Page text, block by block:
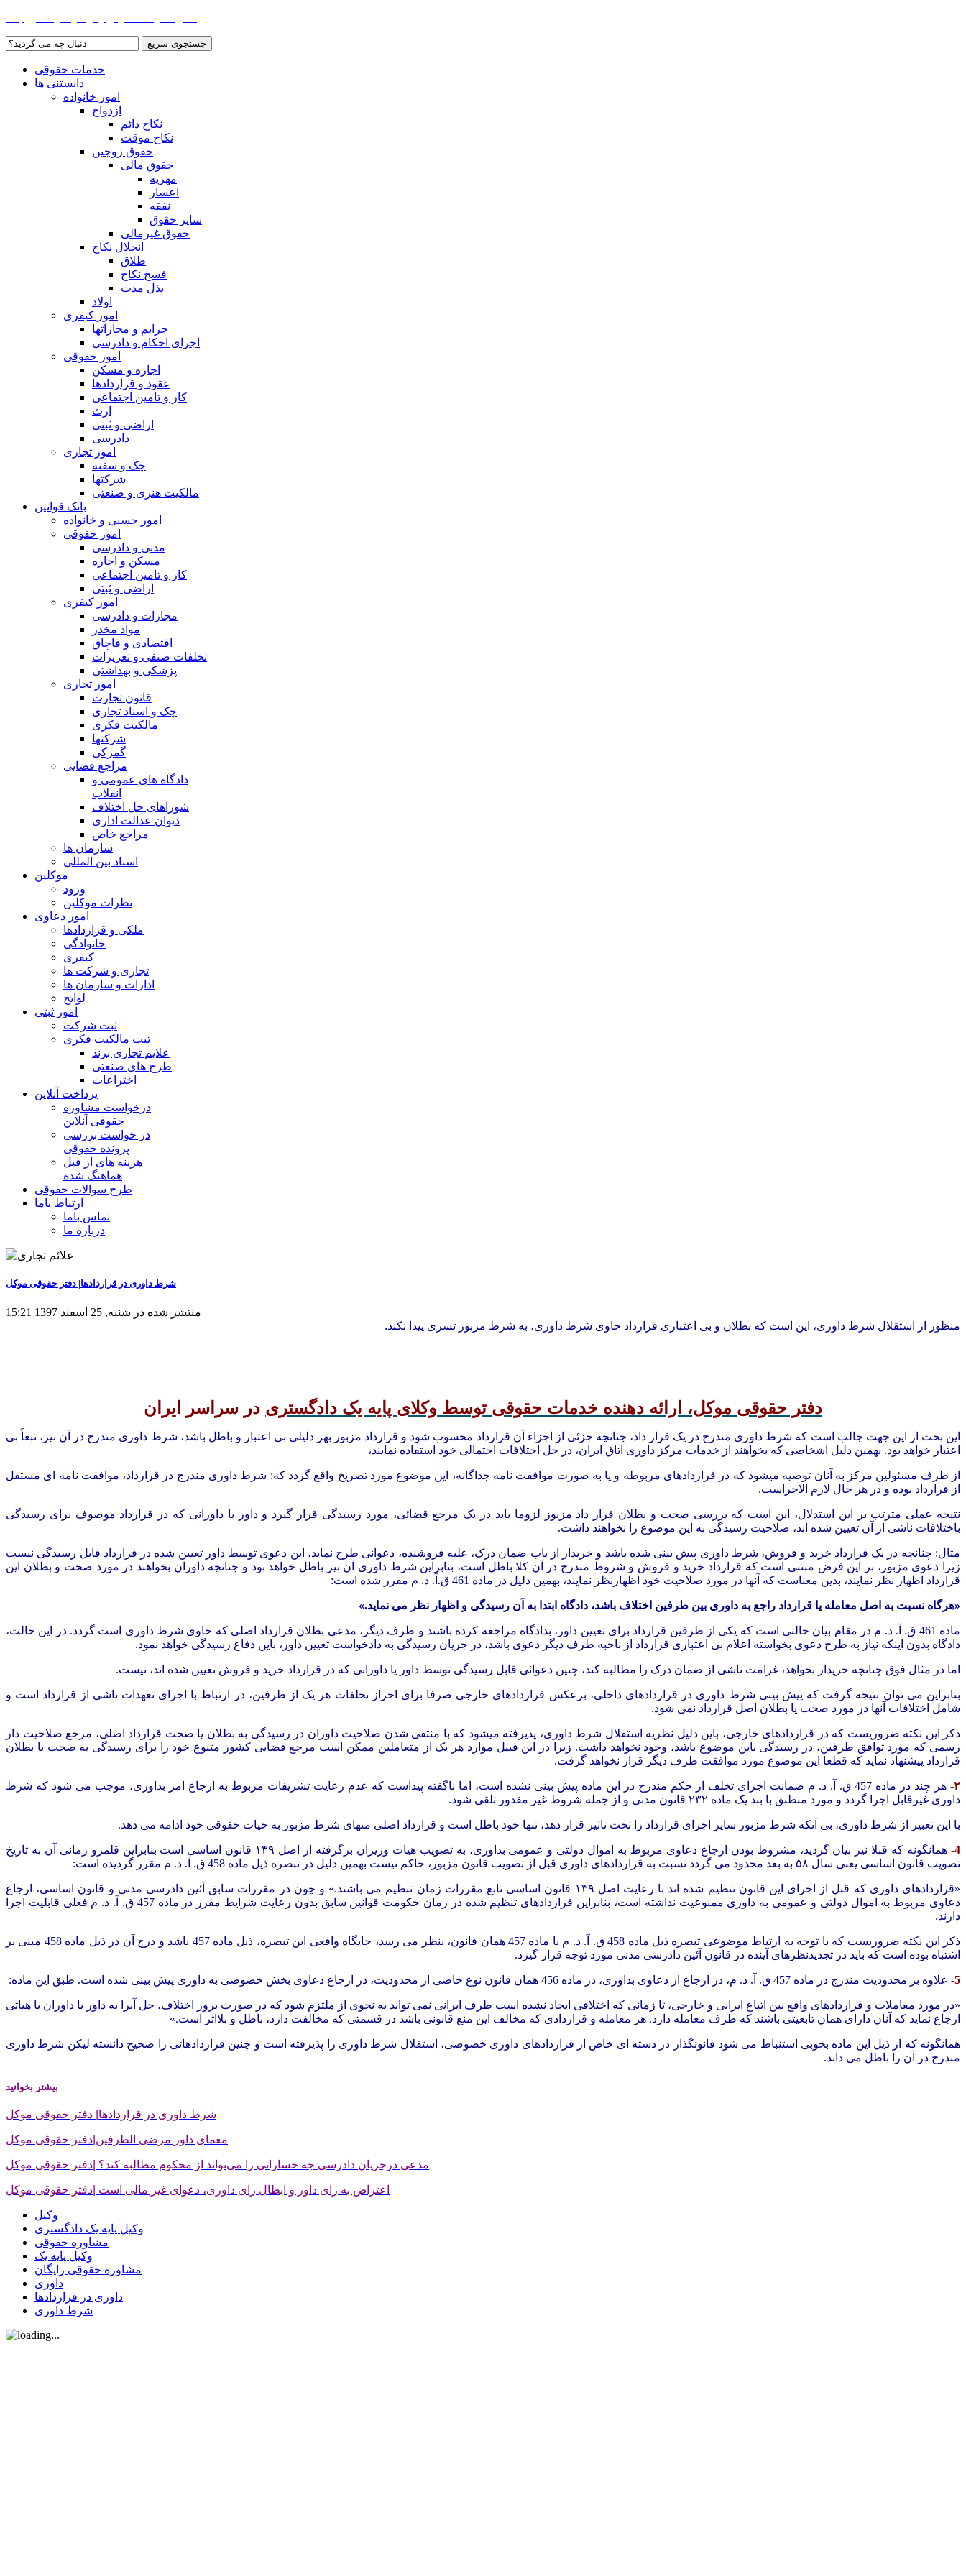
جستجوی سریع
خدمات حقوقی
دانستنی ها
امور خانواده
ازدواج
نکاح دائم
نکاح موقت
حقوق زوجین
حقوق مالی
مهریه
اعسار
نفقه
سایر حقوق
حقوق غیرمالی
انحلال نکاح
طلاق
فسخ نکاح
بذل مدت
اولاد
امور کیفری
جرایم و مجازاتها
اجرای احکام و دادرسی
امور حقوقی
اجاره و مسکن
عقود و قراردادها
کار و تامین اجتماعی
ارث
اراضی و ثبتی
دادرسی
امور تجاری
چک و سفته
شرکتها
مالکیت هنری و صنعتی
بانک قوانین
امور حسبی و خانواده
امور حقوقی
مدنی و دادرسی
مسکن و اجاره
کار و تامین اجتماعی
اراضی و ثبتی
امور کیفری
مجازات و دادرسی
مواد مخدر
اقتصادی و قاچاق
تخلفات صنفی و تعزیرات
پزشکی و بهداشتی
امور تجاری
قانون تجارت
چک و اسناد تجاری
مالکیت فکری
شرکتها
گمرکی
مراجع قضایی
دادگاه های عمومی و
انقلاب
شوراهای حل اختلاف
دیوان عدالت اداری
مراجع خاص
سازمان ها
اسناد بین المللی
موکلین
ورود
نظرات موکلین
امور دعاوی
ملکی و قراردادها
خانوادگی
کیفری
تجاری و شرکت ها
ادارات و سازمان ها
لوایح
امور ثبتی
ثبت شرکت
ثبت مالکیت فکری
علایم تجاری برند
طرح های صنعتی
اختراعات
پرداخت آنلاین
درخواست مشاوره
حقوقی آنلاین
در خواست بررسی
پرونده حقوقی
هزینه های از قبل
هماهنگ شده
طرح سوالات حقوقی
ارتباط باما
تماس باما
درباره ما
شرط داوری در قراردادها| دفتر حقوقی موکل
منتشر شده در شنبه, 25 اسفند 1397 15:21
منظور از استقلال شرط داوری، این است که بطلان و بی اعتباری قرارداد حاوی شرط داوری، به شرط مزبور تسری پیدا نکند.
دفتر حقوقی موکل، ارائه دهنده خدمات حقوقی توسط وکلای پایه یک دادگستری در سراسر ایران
این بحث از این جهت جالب است که شرط داوری مندرج در یک قرار داد، چنانچه جزئی از اجزاء آن قرارداد محسوب شود و قرارداد مزبور بهر دلیلی بی اعتبار و باطل باشد، شرط داوری مندرج در آن نیز، تبعاً بی
اعتبار خواهد بود. بهمین دلیل اشخاصی که بخواهند از خدمات مرکز داوری اتاق ایران، در حل اختلافات احتمالی خود استفاده نمایند،
از طرف مسئولین مرکز به آنان توصیه میشود که در قراردادهای مربوطه و یا به صورت موافقت نامه جداگانه، این موضوع مورد تصریح واقع گردد که: شرط داوری مندرج در قرارداد، موافقت نامه ای مستقل
از قرارداد بوده و در هر حال لازم الاجراست.
نتیجه عملی مترتب بر این استدلال، این است که بررسی صحت و بطلان قرار داد مزبوز لزوما باید در یک مرجع قضائی، مورد رسیدگی قرار گیرد و داور یا داورانی که در قرارداد موصوف برای رسیدگی
باختلافات ناشی از آن تعیین شده اند، صلاحیت رسیدگی به این موضوع را نخواهند داشت.
مثال: چنانچه در یک قرارداد خرید و فروش، شرط داوری پیش بینی شده باشد و خریدار از باب ضمان درک، علیه فروشنده، دعوانی طرح نماید، این دعوی توسط داور تعیین شده در قرارداد قابل رسیدگی نیست
زیرا دعوی مزبور، بر این فرض مبتنی است که قرارداد خرید و فروش و شروط مندرج در آن کلا باطل است، بنابراین شرط داوری آن نیز باطل خواهد بود و چنانچه داوران بخواهند در مورد صحت و بطلان این
قرارداد اظهار نظر نمایند، بدین معناست که آنها در مورد صلاحیت خود اظهارنظر نمایند، بهمین دلیل در ماده 461 ق.آ. د. م مقرر شده است:
«هرگاه نسبت به اصل معامله یا قرارداد راجع به داوری بین طرفین اختلاف باشد، دادگاه ابتدا به آن رسیدگی و اظهار نظر می نماید.»
ماده 461 ق. آ. د. م در مقام بیان حالتی است که یکی از طرفین قرارداد برای تعیین داور، بدادگاه مراجعه کرده باشند و طرف دیگر، مدعی بطلان قرارداد اصلی که حاوی شرط داوری است گردد. در این حالت،
دادگاه بدون اینکه نیاز به طرح دعوی بخواسته اعلام بی اعتباری قرارداد از ناحبه طرف دیگر دعوی باشد، در جریان رسیدگی به دادخواست تعیین داور، باین دفاع رسیدگی خواهد نمود.
اما در مثال فوق چنانچه خریدار بخواهد، غرامت ناشی از ضمان درک را مطالبه کند، چنین دعوائی قابل رسیدگی توسط داور یا داورانی که در قرارداد خرید و فروش تعیین شده اند، نیست.
بنابراین می توان نتیجه گرفت که پیش بینی شرط داوری در قراردادهای داخلی، برعکس قراردادهای خارجی صرفا برای احراز تخلفات هر یک از طرفین، در ارتباط با اجرای تعهدات ناشی از قرارداد است و
شامل اختلافات آنها در مورد صحت یا بطلان اصل قرارداد نمی شود.
ذکر این نکته ضروریست که در قراردادهای خارجی، باین دلیل نظریه استقلال شرط داوری، پذیرفته میشود که با منتفی شدن صلاحیت داوران در رسیدگی به بطلان یا صحت قرارداد اصلی، مرجع صلاحیت دار
رسمی که مورد توافق طرفین، در رسیدگی باین موضوع باشد، وجود نخواهد داشت. زیرا در این قبیل موارد هر یک از متعاملين ممکن است مرجع قضایی کشور متبوع خود را برای رسیدگی به صحت یا بطلان
قرارداد پیشنهاد نماید که قطعا این موضوع مورد موافقت طرف دیگر قرار نخواهد گرفت.
۲- هر چند در ماده 457 ق. آ. د. م ضمانت اجرای تخلف از حکم مندرج در این ماده پیش بینی نشده است، اما ناگفته پیداست که عدم رعایت تشریفات مربوط به ارجاع امر بداوری، موجب می شود که شرط
داوری غیرقابل اجرا گردد و مورد منطبق با بند یک ماده ۲۳۲ قانون مدنی و از جمله شروط غير مقدور تلقی شود.
با این تعبیر از شرط داوری، بی آنکه شرط مزبور سایر اجرای قرارداد را تحت تاثیر قرار دهد، تنها خود باطل است و قرارداد اصلی منهای شرط مزبور به حیات حقوقی خود ادامه می دهد.
4- همانگونه که قبلا نیز بیان گردید، مشروط بودن ارجاع دعاوی مربوط به اموال دولتی و عمومی بداوری، به تصویب هیات وزیران برگرفته از اصل ۱۳۹ قانون اساسی است بنابراین قلمرو زمانی آن به تاریخ
تصویب قانون اساسی یعنی سال ۵۸ به بعد محدود می گردد نسبت به قراردادهای داوری قبل از تصویب قانون مزبور، حاکم نیست بهمین دلیل در تبصره ذیل ماده 458 ق. آ. د. م مقرر گردیده است:
«قراردادهای داوری که قبل از اجرای این قانون تنظیم شده اند با رعایت اصل ۱۳۹ قانون اساسی تابع مقررات زمان تنظیم می باشند.» و چون در مقررات سابق آئین دادرسی مدنی و قانون اساسی، ارجاع
دعاوی مربوط به اموال دولتی و عمومی به داوری ممنوعیت نداشته است، بنابراین قراردادهای تنظیم شده در زمان حکومت قوانین سابق بدون رعایت شرایط مقرر در ماده 457 ق. آ. د. م فعلی قابلیت اجرا
دارند.
ذکر این نکته ضروریست که با توجه به ارتباط موضوعی تبصره ذیل ماده 458ق. آ. د. م با ماده457
همان قانون، بنظر می رسد، جایگاه واقعی این تبصره، ذیل ماده 457 باشد و درج آن در ذیل ماده 458 مبنی بر
اشتباه بوده است که باید در تجدیدنظرهای آینده در قانون آئین دادرسی مدنی مورد توجه قرار گیرد.
5- علاوه بر محدودیت مندرج در ماده 457 ق. آ. د. م، در ارجاع از دعاوی بداوری، در ماده 456 همان قانون نوع خاصی از محدودیت، در ارجاع دعاوی بخش خصوصی به داوری پیش بینی شده است. طبق این ماده:
«در مورد معاملات و قراردادهای واقع بین اتباع ایرانی و خارجی، تا زمانی که اختلافی ایجاد نشده است طرف ایرانی نمی تواند به نحوی از ملتزم شود که در صورت بروز اختلاف، حل آنرا به داور یا داوران یا هیاتی
ارجاع نماید که آنان دارای همان تابعیتی باشند که طرف معامله دارد. هر معامله و قراردادی که مخالف این منع قانونی باشد در قسمتی که مخالفت دارد، باطل و بلااثر است.»
همانگونه که از ذیل این ماده بخوبی استنباط می شود قانونگذار در دسته ای خاص از قراردادهای داوری خصوصی، استقلال شرط داوری را پذیرفته است و چنین قراردادهائی را صحیح دانسته لیکن شرط داوری
مندرج در آن را باطل می داند.
بیشتر بخوانید
شرط داوری در قراردادها| دفتر حقوقی موکل
معمای داور مرضی الطرفین|دفتر حقوقی موکل
مدعی درجریان دادرسی چه خساراتی را می‌تواند از محکوم مطالبه كند؟ |دفتر حقوقی موکل
اعتراض به رای داور و ابطال رای داوری، دعوای غیر مالی است |دفتر حقوقی موکل
وکیل
وکیل پایه یک دادگستری
مشاوره حقوقی
وکیل پایه یک
مشاوره حقوقی رایگان
داوری
داوری در قراردادها
شرط داوری